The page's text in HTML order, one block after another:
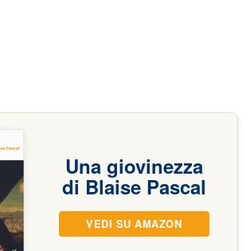
Una giovinezza
di Blaise Pascal
VEDI SU AMAZON